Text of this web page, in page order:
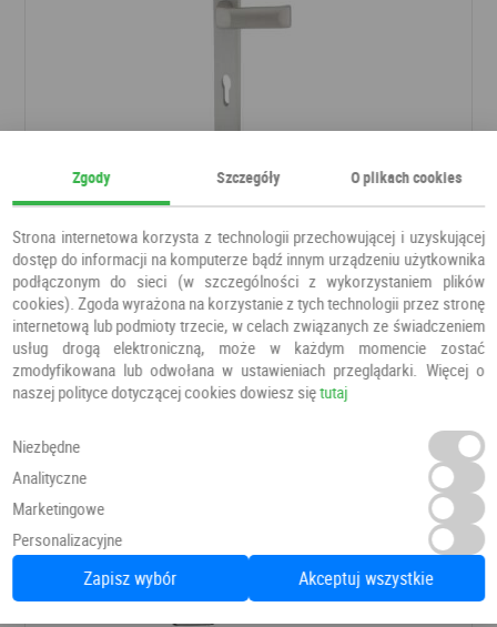
Klamka NEO tytan
KlamkiALUBRASS
143,00 PLN
Zgody Szczegóły O plikach cookies
Strona internetowa korzysta z technologii przechowującej i uzyskującej
dostęp do informacji na komputerze bądź innym urządzeniu użytkownika
podłączonym do sieci (w szczególności z wykorzystaniem plików
cookies). Zgoda wyrażona na korzystanie z tych technologii przez stronę
internetową lub podmioty trzecie, w celach związanych ze świadczeniem
usług drogą elektroniczną, może w każdym momencie zostać
zmodyfikowana lub odwołana w ustawieniach przeglądarki. Więcej o
naszej polityce dotyczącej cookies dowiesz siętutaj
Niezbędne
Analityczne
Marketingowe
Personalizacyjne
Zapisz wybór Akceptuj wszystkie